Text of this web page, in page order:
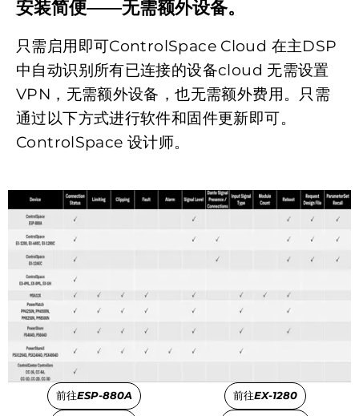
安装简便——无需额外设备。
只需启用即可ControlSpace Cloud 在主DSP
中自动识别所有已连接的设备cloud 无需设置
VPN，无需额外设备，也无需额外费用。只需
通过以下方式进行软件和固件更新即可。
ControlSpace 设计师。
前往ESP-880A 前往EX-1280